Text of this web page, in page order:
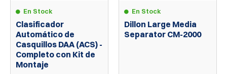
En Stock
Clasificador
Automático de
Casquillos DAA (ACS) -
Completo con Kit de
Montaje
En Stock
Dillon Large Media
Separator CM-2000